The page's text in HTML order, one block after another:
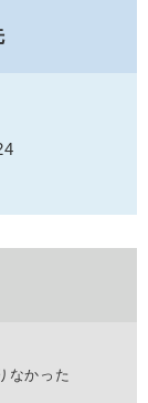
なかった